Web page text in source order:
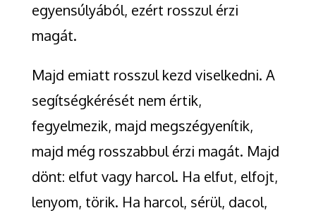
egyensúlyából, ezért rosszul érzi
magát.
Majd emiatt rosszul kezd viselkedni. A
segítségkérését nem értik,
fegyelmezik, majd megszégyenítik,
majd még rosszabbul érzi magát. Majd
dönt: elfut vagy harcol. Ha elfut, elfojt,
lenyom, törik. Ha harcol, sérül, dacol,